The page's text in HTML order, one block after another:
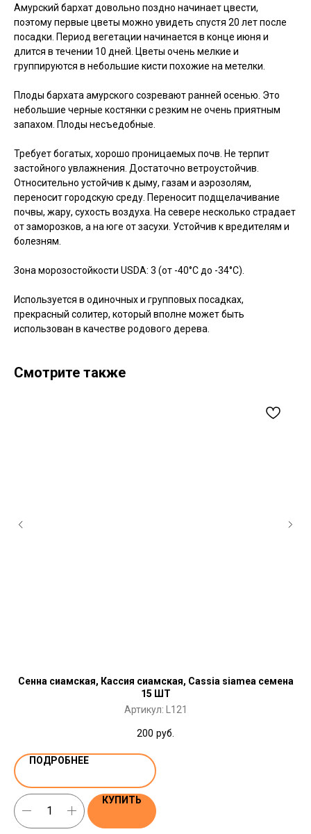
Амурский бархат довольно поздно начинает цвести,
поэтому первые цветы можно увидеть спустя 20 лет после
посадки. Период вегетации начинается в конце июня и
длится в течении 10 дней. Цветы очень мелкие и
группируются в небольшие кисти похожие на метелки.
Плоды бархата амурского созревают ранней осенью. Это
небольшие черные костянки с резким не очень приятным
запахом. Плоды несъедобные.
Требует богатых, хорошо проницаемых почв. Не терпит
застойного увлажнения. Достаточно ветроустойчив.
Относительно устойчив к дыму, газам и аэрозолям,
переносит городскую среду. Переносит подщелачивание
почвы, жару, сухость воздуха. На севере несколько страдает
от заморозков, а на юге от засухи. Устойчив к вредителям и
болезням.
Зона морозостойкости USDA: 3 (от -40°C до -34°C).
Используется в одиночных и групповых посадках,
прекрасный солитер, который вполне может быть
использован в качестве родового дерева.
Смотрите также
Сенна сиамская, Кассия сиамская, Cassia siamea семена
15 ШТ
Артикул: L121
200 руб.
ПОДРОБНЕЕ
КУПИТЬ